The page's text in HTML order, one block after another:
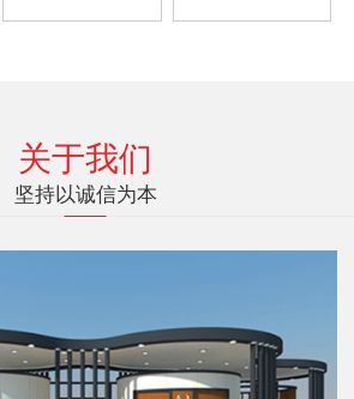
关于我们
坚持以诚信为本